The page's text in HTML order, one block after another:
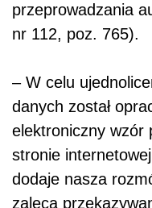
przeprowadzania
nr 112, poz. 765).
– W celu
danych został
elektroniczny wzór
stronie
dodaje nasza
zaleca